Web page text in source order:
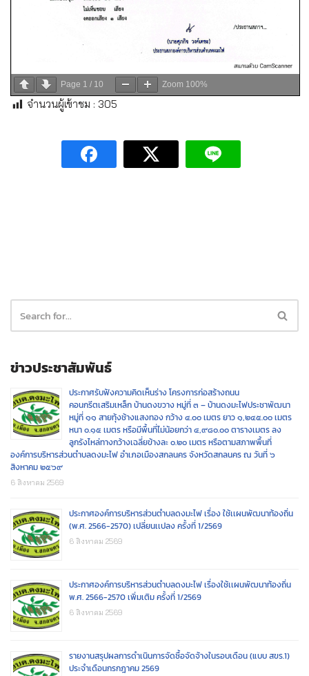
Page 1 / 10 Zoom 100%
จำนวนผู้เข้าชม : 305
ข่าวประชาสัมพันธ์
ประกาศรับฟังความคิดเห็นร่าง โครงการก่อสร้างถนน
คอนกรีตเสริมเหล็ก บ้านดงขวาง หมู่ที่ ๓ – บ้านดงมะไฟประชาพัฒนา
หมู่ที่ ๑๑ สายทุ้งช้างแสงทอง กว้าง ๔.๐๐ เมตร ยาว ๑,๒๔๕.๐๐ เมตร
หนา ๐.๑๕ เมตร หรือมีพื้นที่ไม่น้อยกว่า ๔,๙๘๐.๐๐ ตารางเมตร ลง
ลูกรังไหล่ทางกว้างเฉลี่ยข้างละ ๐.๒๐ เมตร หรือตามสภาพพื้นที่
องค์การบริหารส่วนตำบลดงมะไฟ อำเภอเมืองสกลนคร จังหวัดสกลนคร ณ วันที่ ๖
สิงหาคม ๒๕๖๙
6 สิงหาคม 2569
ประกาศองค์การบริหารส่วนตำบลดงมะไฟ เรื่อง ใช้เเผนพัฒนาท้องถิ่น
(พ.ศ. 2566-2570) เปลี่ยนเเปลง ครั้งที่ 1/2569
6 สิงหาคม 2569
ประกาศองค์การบริหารส่วนตำบลดงมะไฟ เรื่องใช้เเผนพัฒนาท้องถิ่น
พ.ศ. 2566-2570 เพิ่มเติม ครั้งที่ 1/2569
6 สิงหาคม 2569
รายงานสรุปผลการดำเนินการจัดซื้อจัดจ้างในรอบเดือน (แบบ สขร.1)
ประจำเดือนกรกฎาคม 2569